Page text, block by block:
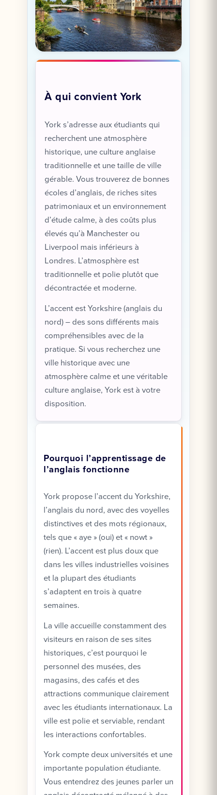
À qui convient York
York s’adresse aux étudiants qui
recherchent une atmosphère
historique, une culture anglaise
traditionnelle et une taille de ville
gérable. Vous trouverez de bonnes
écoles d’anglais, de riches sites
patrimoniaux et un environnement
d’étude calme, à des coûts plus
élevés qu’à Manchester ou
Liverpool mais inférieurs à
Londres. L’atmosphère est
traditionnelle et polie plutôt que
décontractée et moderne.
L’accent est Yorkshire (anglais du
nord) – des sons différents mais
compréhensibles avec de la
pratique. Si vous recherchez une
ville historique avec une
atmosphère calme et une véritable
culture anglaise, York est à votre
disposition.
Pourquoi l’apprentissage de
l’anglais fonctionne
York propose l’accent du Yorkshire,
l’anglais du nord, avec des voyelles
distinctives et des mots régionaux,
tels que « aye » (oui) et « nowt »
(rien). L’accent est plus doux que
dans les villes industrielles voisines
et la plupart des étudiants
s’adaptent en trois à quatre
semaines.
La ville accueille constamment des
visiteurs en raison de ses sites
historiques, c’est pourquoi le
personnel des musées, des
magasins, des cafés et des
attractions communique clairement
avec les étudiants internationaux. La
ville est polie et serviable, rendant
les interactions confortables.
York compte deux universités et une
importante population étudiante.
Vous entendrez des jeunes parler un